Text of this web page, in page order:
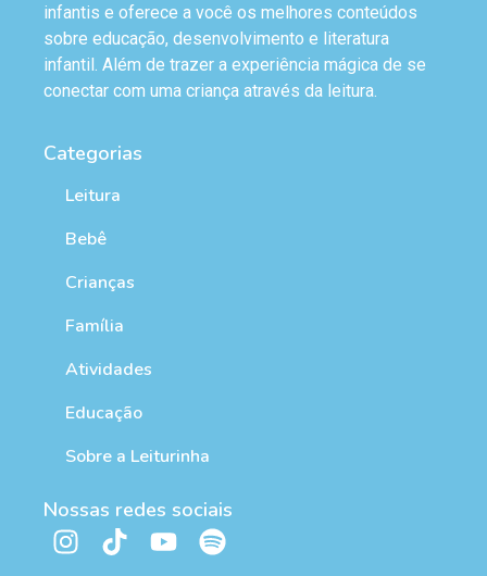
infantis e oferece a você os melhores conteúdos
sobre educação, desenvolvimento e literatura
infantil. Além de trazer a experiência mágica de se
conectar com uma criança através da leitura.
Categorias
Leitura
Bebê
Crianças
Família
Atividades
Educação
Sobre a Leiturinha
Nossas redes sociais